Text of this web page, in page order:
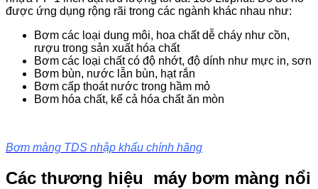
được ứng dụng rộng rãi trong các ngành khác nhau như:
Bơm các loại dung môi, hoa chất dễ cháy như cồn,
rượu trong sản xuất hóa chất
Bơm các loại chất có độ nhớt, độ dính như mực in, sơn
Bơm bùn, nước lẫn bùn, hạt rắn
Bơm cấp thoát nước trong hầm mỏ
Bơm hóa chất, kể cả hóa chất ăn mòn
Bơm màng TDS nhập khẩu chính hãng
Các thương hiệu máy bơm màng nổi